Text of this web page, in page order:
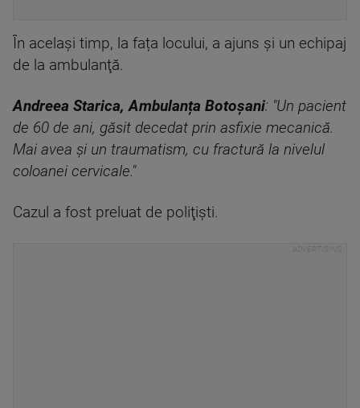
În acelaşi timp, la fața locului, a ajuns şi un echipaj
de la ambulanţă.
Andreea Starica, Ambulanța Botoşani: "Un pacient
de 60 de ani, găsit decedat prin asfixie mecanică.
Mai avea şi un traumatism, cu fractură la nivelul
coloanei cervicale."
Cazul a fost preluat de poliţişti.